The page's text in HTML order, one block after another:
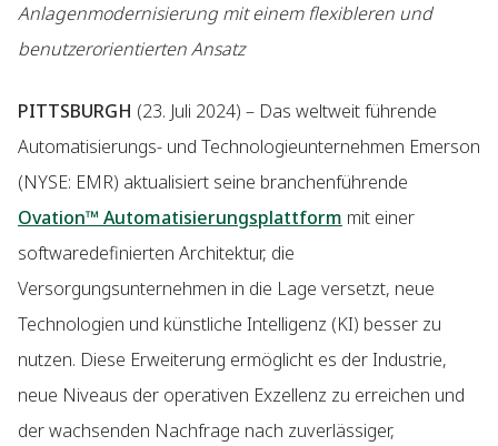
Anlagenmodernisierung mit einem flexibleren und
benutzerorientierten Ansatz
PITTSBURGH (23. Juli 2024) – Das weltweit führende
Automatisierungs- und Technologieunternehmen Emerson
(NYSE: EMR) aktualisiert seine branchenführende
Ovation™ Automatisierungsplattform mit einer
softwaredefinierten Architektur, die
Versorgungsunternehmen in die Lage versetzt, neue
Technologien und künstliche Intelligenz (KI) besser zu
nutzen. Diese Erweiterung ermöglicht es der Industrie,
neue Niveaus der operativen Exzellenz zu erreichen und
der wachsenden Nachfrage nach zuverlässiger,